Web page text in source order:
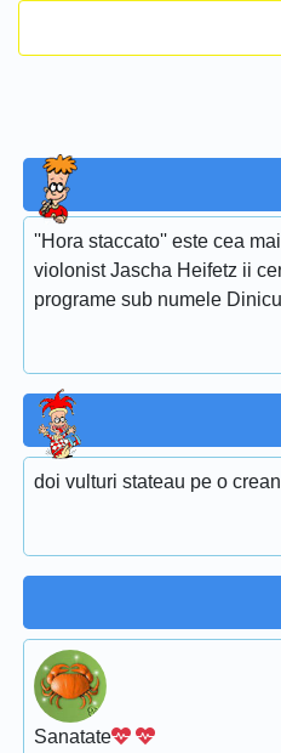
''Hora staccato'' este cea
violonist Jascha Heifetz ii
programe sub numele
doi vulturi stateau pe o
Sanatate